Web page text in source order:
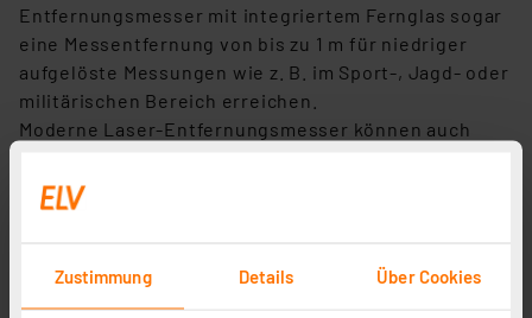
Zustimmung Details Über Cookies
Entfernungsmesser mit integriertem Fernglas sogar
eine Messentfernung von bis zu 1 m für niedriger
aufgelöste Messungen wie z. B. im Sport-, Jagd- oder
militärischen Bereich erreichen.
Moderne Laser-Entfernungsmesser können auch
leistungsstarke Wandler- und Rechnerbauteile
machen auch die bequeme Entfernungsmessung im
ein solches Lasermessgerät äußerst vielseitig in der